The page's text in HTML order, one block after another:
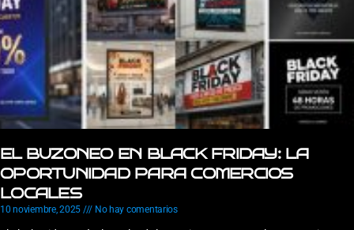
EL BUZONEO EN BLACK FRIDAY: LA
OPORTUNIDAD PARA COMERCIOS
LOCALES
10 noviembre, 2025 No hay comentarios